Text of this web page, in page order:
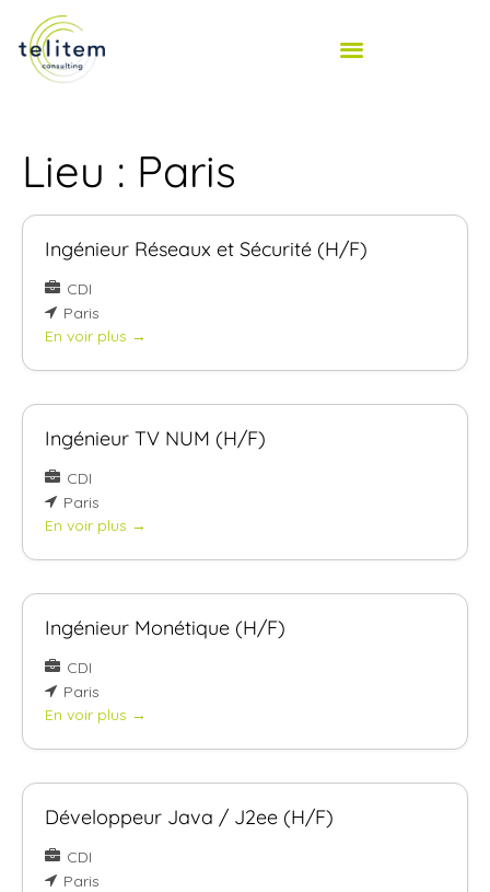
Lieu : Paris
Ingénieur Réseaux et Sécurité (H/F)
CDI
Paris
En voir plus
Ingénieur TV NUM (H/F)
CDI
Paris
En voir plus
Ingénieur Monétique (H/F)
CDI
Paris
En voir plus
Développeur Java / J2ee (H/F)
CDI
Paris